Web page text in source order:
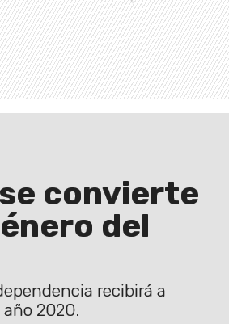
convierte
del
recibirá a
2020.